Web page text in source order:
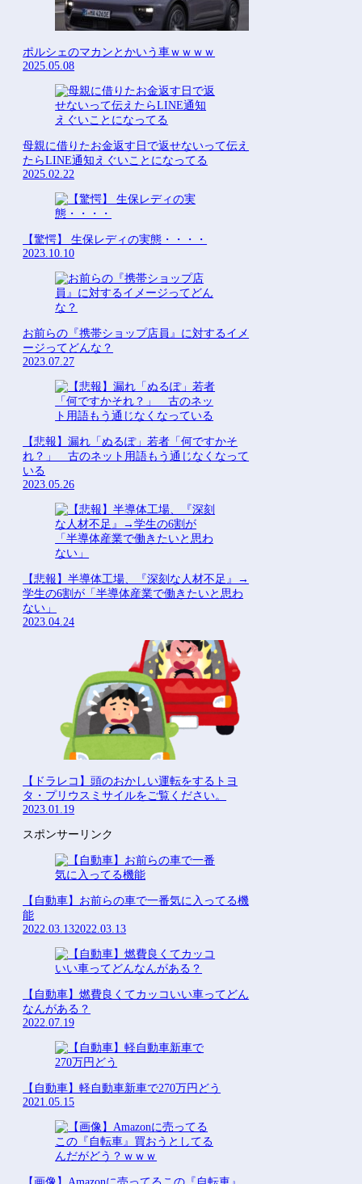
ポルシェのマカンとかいう車ｗｗｗｗ
2025.05.08
母親に借りたお金返す日で返せないって伝え
たらLINE通知えぐいことになってる
2025.02.22
【驚愕】 生保レディの実態・・・・
2023.10.10
お前らの『携帯ショップ店員』に対するイメ
ージってどんな？
2023.07.27
【悲報】漏れ「ぬるぽ」若者「何ですかそ
れ？」 古のネット用語もう通じなくなって
いる
2023.05.26
【悲報】半導体工場、『深刻な人材不足』→
学生の6割が「半導体産業で働きたいと思わ
ない」
2023.04.24
【ドラレコ】頭のおかしい運転をするトヨ
タ・プリウスミサイルをご覧ください。
2023.01.19
スポンサーリンク
【自動車】お前らの車で一番気に入ってる機
能
2022.03.132022.03.13
【自動車】燃費良くてカッコいい車ってどん
なんがある？
2022.07.19
【自動車】軽自動車新車で270万円どう
2021.05.15